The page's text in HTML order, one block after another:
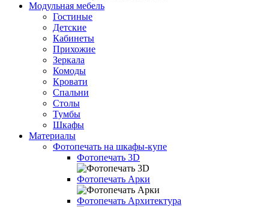
Модульная мебель
Гостиные
Детские
Кабинеты
Прихожие
Зеркала
Комоды
Кровати
Спальни
Столы
Тумбы
Шкафы
Материалы
Фотопечать на шкафы-купе
Фотопечать 3D
Фотопечать Арки
Фотопечать Архитектура